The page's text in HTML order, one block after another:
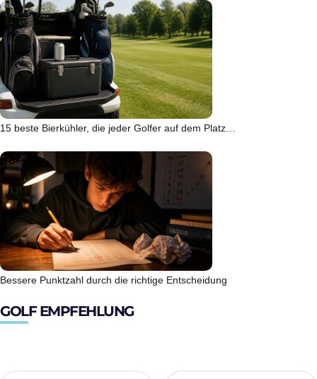
15 beste Bierkühler, die jeder Golfer auf dem Platz…
Bessere Punktzahl durch die richtige Entscheidung
GOLF EMPFEHLUNG